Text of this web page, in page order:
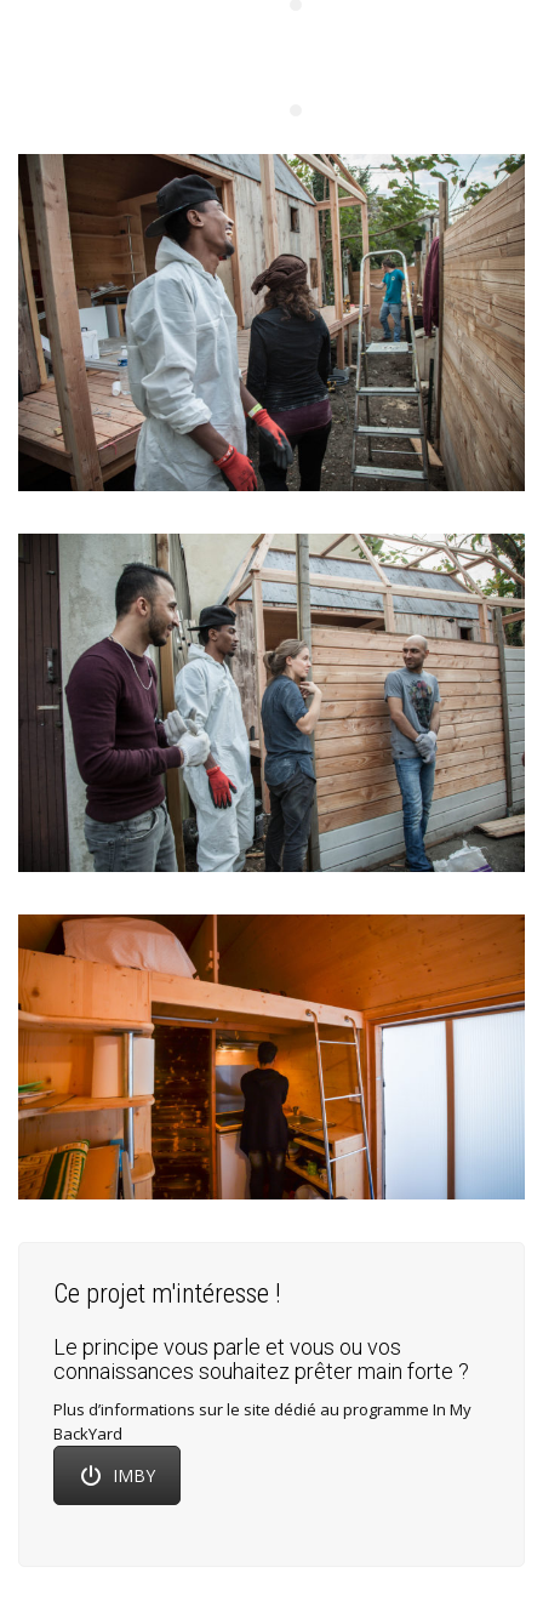
Ce projet m'intéresse !
Le principe vous parle et vous ou vos
connaissances souhaitez prêter main forte ?
Plus d’informations sur le site dédié au programme In My
BackYard
IMBY